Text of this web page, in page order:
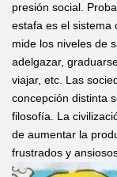
presión social.
estafa es el sistema
mide los niveles de
adelgazar,
viajar, etc. Las
concepción distinta
filosofía. La
de aumentar la
frustrados y